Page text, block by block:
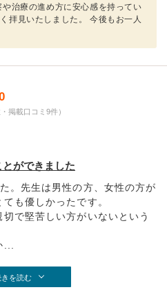
治療の進め方に安心感を持ってい
拝見いたしました。 今後もお一人
掲載口コミ9件）
ができました
。先生は男性の方、女性の方が
も優しかったです。
で堅苦しい方がいないという
きを読む